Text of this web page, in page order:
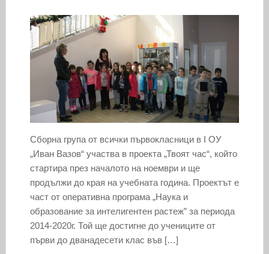
Сборна група от всички първокласници в I ОУ
„Иван Вазов“ участва в проекта „Твоят час“, който
стартира през началото на ноември и ще
продължи до края на учебната година. Проектът е
част от оперативна програма „Наука и
образование за интелигентен растеж” за периода
2014-2020г. Той ще достигне до учениците от
първи до дванадесети клас във […]